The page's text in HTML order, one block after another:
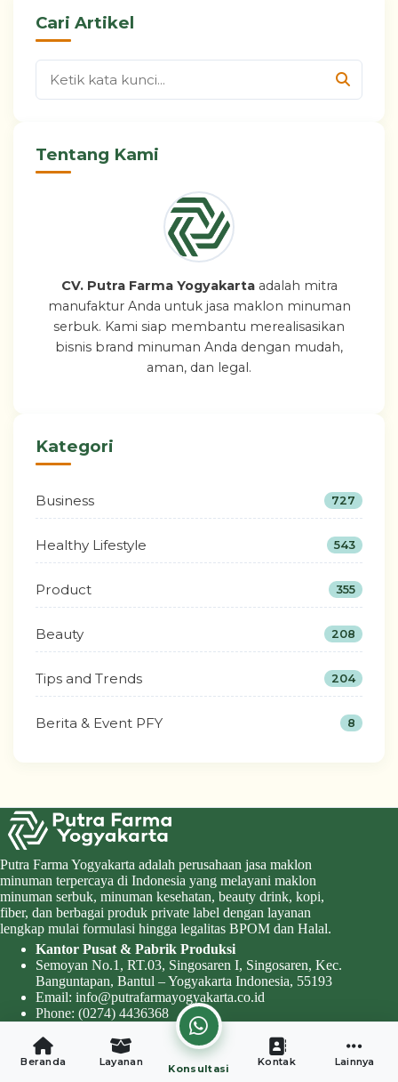
Cari Artikel
Tentang Kami
CV. Putra Farma Yogyakartaadalah mitra
manufaktur Anda untuk jasa maklon minuman
serbuk. Kami siap membantu merealisasikan
bisnis brand minuman Anda dengan mudah,
aman, dan legal.
Kategori
Business 727
Healthy Lifestyle 543
Product 355
Beauty 208
Tips and Trends 204
Berita & Event PFY 8
Putra Farma Yogyakarta adalah perusahaan jasa maklon
minuman terpercaya di Indonesia yang melayani maklon
minuman serbuk, minuman kesehatan, beauty drink, kopi,
fiber, dan berbagai produk private label dengan layanan
lengkap mulai formulasi hingga legalitas BPOM dan Halal.
Kantor Pusat & Pabrik Produksi
Semoyan No.1, RT.03, Singosaren I, Singosaren, Kec.
Banguntapan, Bantul – Yogyakarta Indonesia, 55193
Email: info@putrafarmayogyakarta.co.id
Phone: (0274) 4436368
+62 815 8549 7434
Chat CS 2:
+62 8217 427 5 986
Beranda Layanan
Konsultasi
Kontak Lainnya